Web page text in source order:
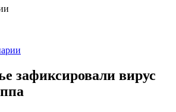
зафиксировали вирус